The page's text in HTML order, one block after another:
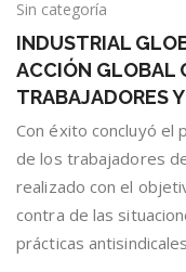
Sin categoría
INDUSTRIAL
ACCIÓN GLOBAL
TRABAJADORES
Con éxito concluyó el
de los trabajadores
realizado con el
contra de las
prácticas